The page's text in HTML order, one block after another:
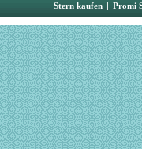
Stern kaufen | Promi